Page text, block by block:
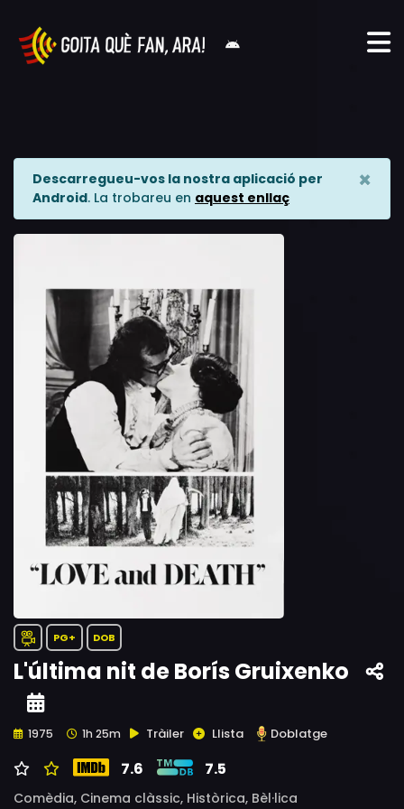
Descarregueu-vos la nostra aplicació per
Android. La trobareu en aquest enllaç
×
PG+ DOB
L'última nit de Borís Gruixenko
1975 1h 25m Tràiler Llista Doblatge
7.6 7.5
Comèdia, Cinema clàssic, Històrica, Bèl·lica